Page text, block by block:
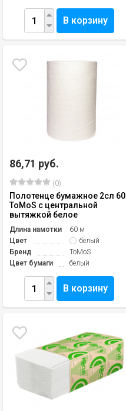
В корзину
86,71 руб.
(0)
Полотенце бумажное 2сл 60
ToMoS с центральной
вытяжкой белое
Длина намотки
60 м
Цвет
белый
Бренд
ToMoS
Цвет бумаги
белый
В корзину